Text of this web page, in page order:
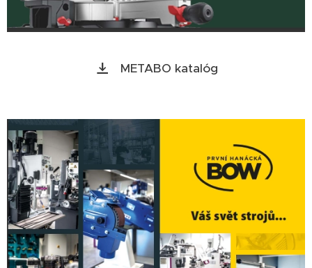
METABO katalóg